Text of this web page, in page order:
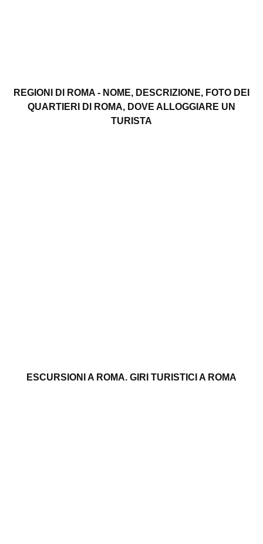
REGIONI DI ROMA - NOME, DESCRIZIONE, FOTO DEI
QUARTIERI DI ROMA, DOVE ALLOGGIARE UN
TURISTA
ESCURSIONI A ROMA. GIRI TURISTICI A ROMA